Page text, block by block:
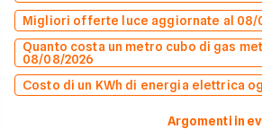
Migliori offerte luce aggiornate al 08/
Quanto costa un metro cubo di gas
08/08/2026
Costo di un KWh di energia elettrica
Argomenti in